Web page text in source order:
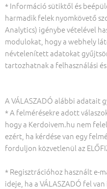
* Információ sütiktől és
harmadik felek nyomkövető
Analytics) igénybe vételével
modulokat, hogy a webhely
névtelenített adatokat
tartozhatnak a felhasználási
A VÁLASZADÓ alábbi adatait
* A felmérésekre adott
hogy a Kerdoivem.hu nem
ezért, ha kérdése van egy
forduljon közvetlenül az
* Regisztrációhoz használt e-
ideje, ha a VÁLASZADÓ fel